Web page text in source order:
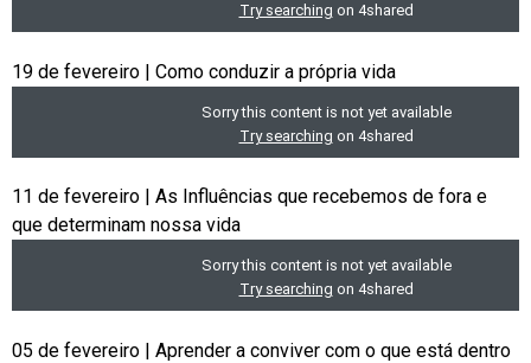
19 de fevereiro | Como conduzir a própria vida
11 de fevereiro | As Influências que recebemos de fora e
que determinam nossa vida
05 de fevereiro | Aprender a conviver com o que está dentro